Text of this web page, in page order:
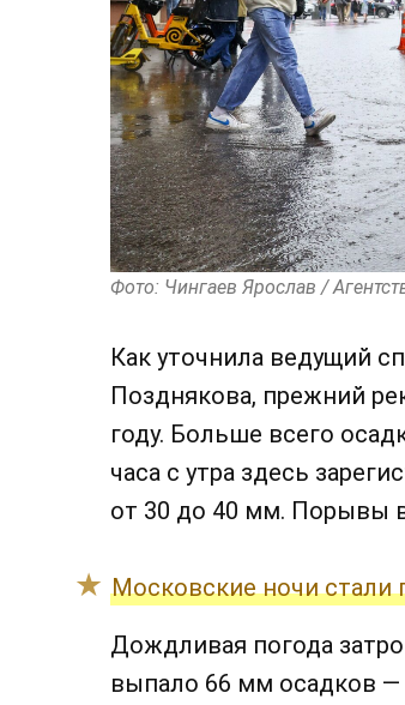
Фото: Чингаев Ярослав /
Как уточнила ведущий
Позднякова, прежний
году. Больше всего
часа с утра здесь
от 30 до 40 мм. Порывы
Московские ночи стали
Дождливая погода
выпало 66 мм осадков —